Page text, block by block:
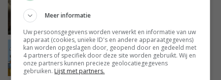
zorgen voor meer balans’
Internationale vraag naar geitenzuivel blijft
groot: Nederland in Europese top
VANDAAG, 15:33
Meer informatie
Uw persoonsgegevens worden verwerkt en informatie van uw
apparaat (cookies, unieke ID's en andere apparaatgegevens)
kan worden opgeslagen door, geopend door en gedeeld met
4 partners of specifiek door deze site worden gebruikt. Wij en
onze partners kunnen precieze geolocatiegegevens
gebruiken. Lijst met partners.